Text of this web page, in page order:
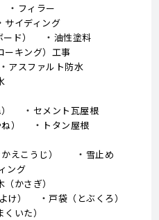
フィラー
サイディング
ド）
油性塗料
ーキング）工事
アスファルト防水
セメント瓦屋根
）
トタン屋根
えこうじ）
雪止め
ング
（かさぎ）
）
戸袋（とぶくろ）
いた）